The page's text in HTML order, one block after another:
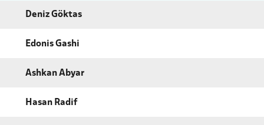
Deniz Göktas
Edonis Gashi
Ashkan Abyar
Hasan Radif